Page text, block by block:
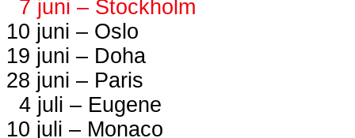
7 juni – Stockholm
10 juni – Oslo
19 juni – Doha
28 juni – Paris
4 juli – Eugene
10 juli – Monaco